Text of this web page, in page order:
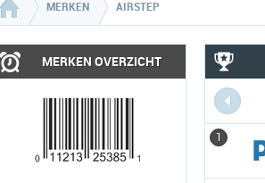
MERKEN AIRSTEP
MERKEN OVERZICHT
1